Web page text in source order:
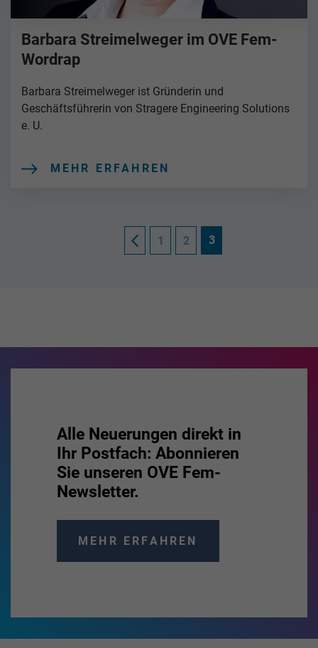
Barbara Streimelweger im OVE Fem-
Wordrap
Barbara Streimelweger ist Gründerin und
Geschäftsführerin von Stragere Engineering Solutions
e. U.
MEHR ERFAHREN
1 2 3
Alle Neuerungen direkt in
Ihr Postfach: Abonnieren
Sie unseren OVE Fem-
Newsletter.
MEHR ERFAHREN